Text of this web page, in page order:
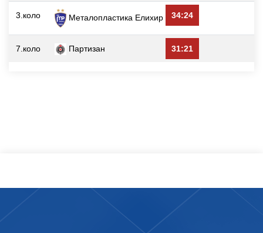
3.коло Металопластика Елиxир 34:24
7.коло Партизан 31:21